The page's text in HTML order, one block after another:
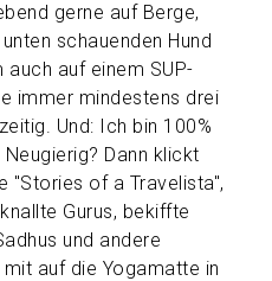
gerne auf Berge,
schauenden Hund
auch auf einem SUP-
immer mindestens drei
Und: Ich bin 100%
Dann klickt
"Stories of a Travelista",
Gurus, bekiffte
und andere
mit auf die Yogamatte in